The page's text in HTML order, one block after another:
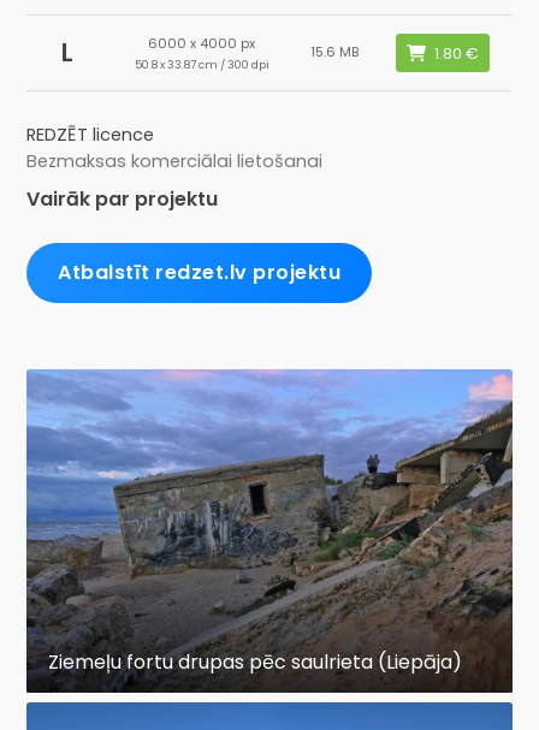
L 6000 x 4000 px
50.8 x 33.87 cm / 300 dpi
15.6 MB
REDZĒT licence
Bezmaksas komerciālai lietošanai
Vairāk par projektu
Atbalstīt redzet.lv projektu
Ziemeļu fortu drupas pēc saulrieta (Liepāja)